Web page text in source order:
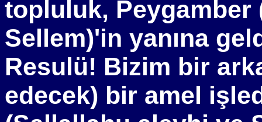
topluluk, Peygamber
Sellem)'in yanına
Resulü! Bizim bir
edecek) bir amel